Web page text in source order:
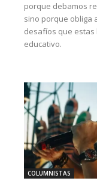
porque debamos
sino porque obliga
desafíos que
educativo.
COLUMNISTAS